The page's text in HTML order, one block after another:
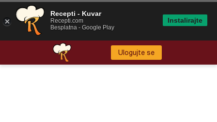
Ulogujte se
Recepti - Kuvar
Recepti.com
Besplatna - Google Play
Instalirajte